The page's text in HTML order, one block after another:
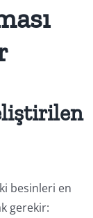
besinleri en
gerekir: